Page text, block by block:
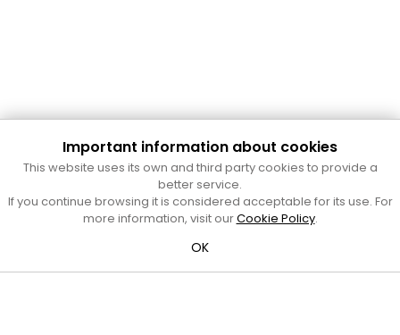
Cultura Mataró
Ajuntament de Mataró
C. de Sant Josep, 9 (Mataró, 08302)
Horari d'obertura: dilluns, dimecres i divendres de 10 a 13 h.
al telèfon al 93 758 23 61
Bústia ciutadana
Important information about cookies
This website uses its own and third party cookies to provide a
better service.
If you continue browsing it is considered acceptable for its use. For
more information, visit ourCookie Policy.
OK